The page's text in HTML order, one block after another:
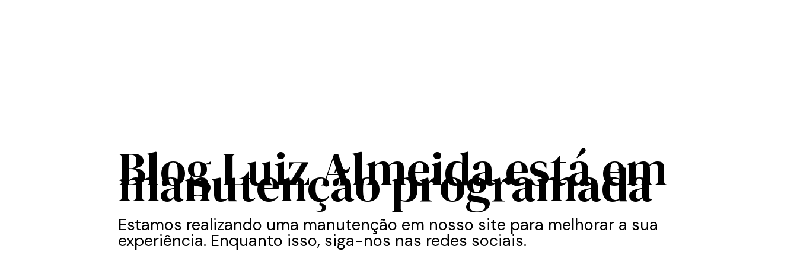
Blog Luiz Almeida está em
manutenção programada
Estamos realizando uma manutenção em nosso site para melhorar a sua
experiência. Enquanto isso, siga-nos nas redes sociais.